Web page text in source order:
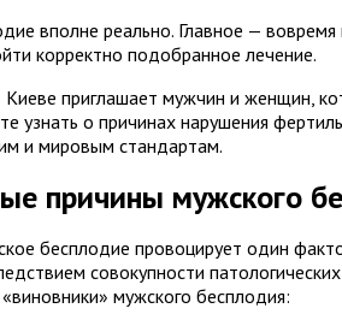
вполне реально. Главное — вовремя
корректно подобранное лечение.
приглашает мужчин и женщин,
узнать о причинах нарушения
и мировым стандартам.
причины мужского
бесплодие провоцирует один
совокупности
мужского бесплодия: